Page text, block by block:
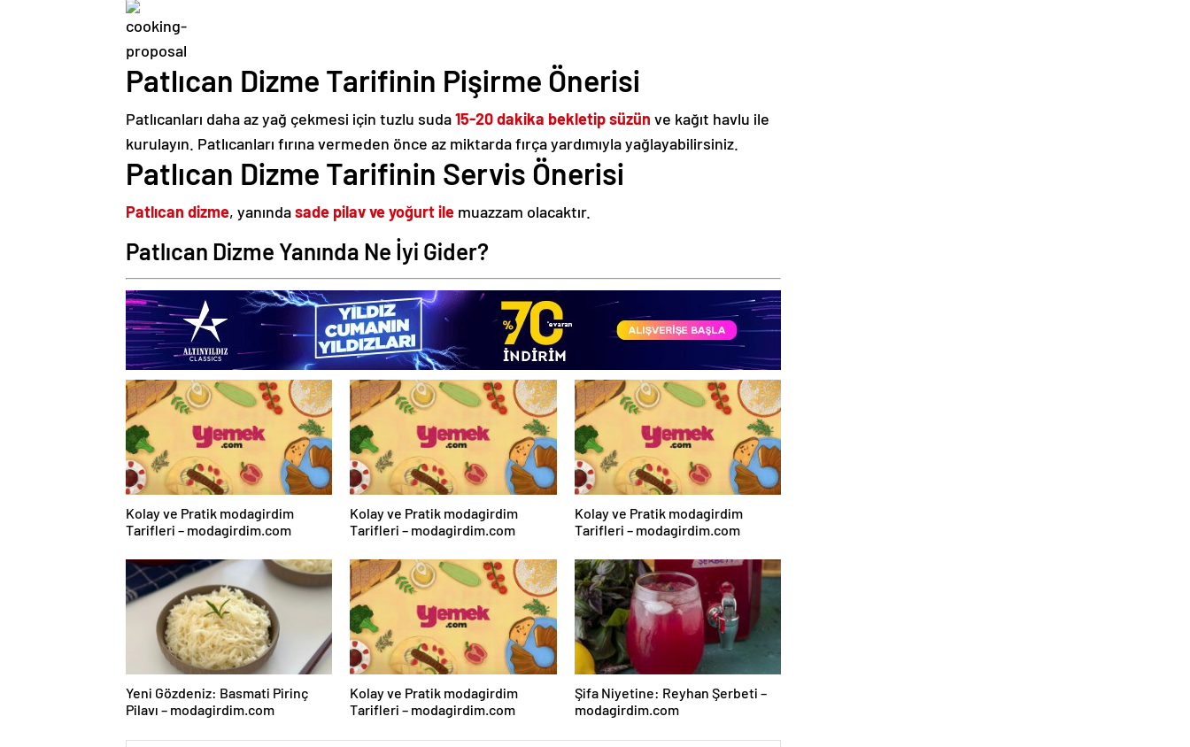
Patlıcan Dizme Tarifinin Pişirme Önerisi
Patlıcanları daha az yağ çekmesi için tuzlu suda15-20 dakika bekletip süzün ve kağıt havlu ile
kurulayın. Patlıcanları fırına vermeden önce az miktarda fırça yardımıyla yağlayabilirsiniz.
Patlıcan Dizme Tarifinin Servis Önerisi
Patlıcan dizme, yanındasade pilav ve yoğurt ile muazzam olacaktır.
Patlıcan Dizme Yanında Ne İyi Gider?
Kolay ve Pratik modagirdim
Tarifleri – modagirdim.com
Kolay ve Pratik modagirdim
Tarifleri – modagirdim.com
Kolay ve Pratik modagirdim
Tarifleri – modagirdim.com
Yeni Gözdeniz: Basmati Pirinç
Pilavı – modagirdim.com
Kolay ve Pratik modagirdim
Tarifleri – modagirdim.com
Şifa Niyetine: Reyhan Şerbeti –
modagirdim.com